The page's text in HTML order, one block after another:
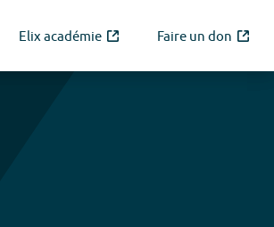
Elix académie Faire un don